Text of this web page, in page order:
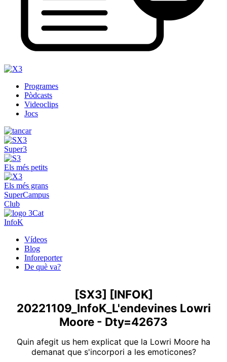
Programes
Pòdcasts
Videoclips
Jocs
Super3
Els més petits
Els més grans
SuperCampus
Club
InfoK
Vídeos
Blog
Inforeporter
De què va?